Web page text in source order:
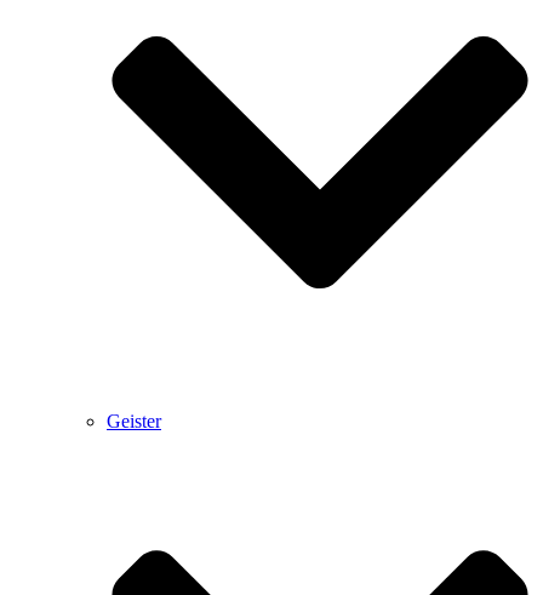
Geister